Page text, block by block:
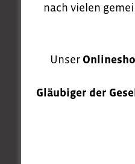
nach vielen
Unser
Gläubiger der